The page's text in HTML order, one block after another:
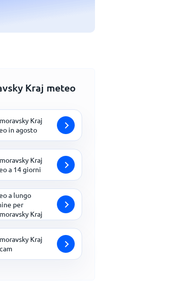
Kraj meteo
Kraj
in agosto
Kraj
a 14 giorni
a lungo
per
Kraj
Kraj